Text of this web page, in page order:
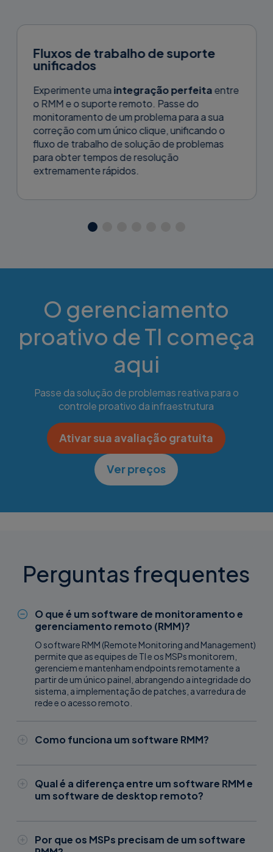
Fluxos de trabalho de suporte
unificados
Experimente umaintegração perfeitaentre
o RMM e o suporte remoto. Passe do
monitoramento de um problema para a sua
correção com um único clique, unificando o
fluxo de trabalho de solução de problemas
para obter tempos de resolução
extremamente rápidos.
O gerenciamento
proativo de TI começa
aqui
Passe da solução de problemas reativa para o
controle proativo da infraestrutura
Ativar sua avaliação gratuita
Ver preços
Perguntas frequentes
O que é um software de monitoramento e
gerenciamento remoto (RMM)?
O software RMM (Remote Monitoring and Management)
permite que as equipes de TI e os MSPs monitorem,
gerenciem e mantenham endpoints remotamente a
partir de um único painel, abrangendo a integridade do
sistema, a implementação de patches, a varredura de
rede e o acesso remoto.
Como funciona um software RMM?
limites de alerta, automatizar a implementação de
patches e acessar qualquer máquina remotamente sem
interromper os usuários finais.
Qual é a diferença entre um software RMM e
um software de desktop remoto?
nível da infraestrutura, monitorando frotas inteiras de
dispositivos, automatizando a manutenção e
Por que os MSPs precisam de um software